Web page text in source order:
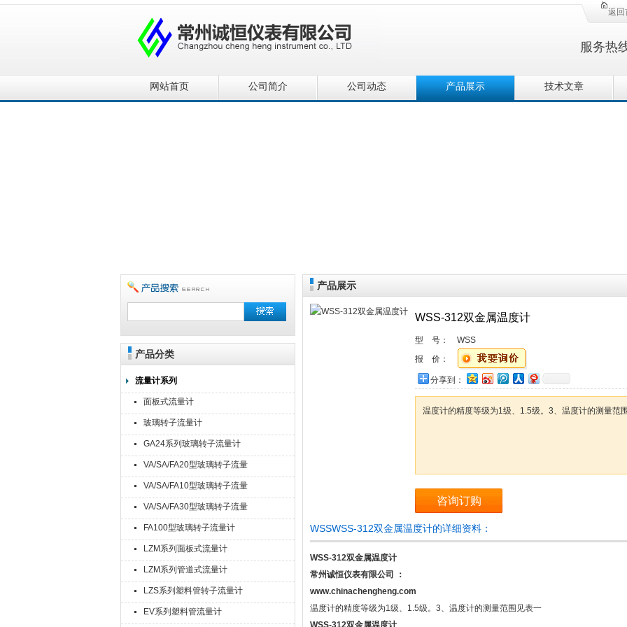
返回
服务热
网站首页 公司简介 公司动态 产品展示 技术文章
产品分类
流量计系列
面板式流量计
玻璃转子流量计
GA24系列玻璃转子流量计
VA/SA/FA20型玻璃转子流量
计
VA/SA/FA10型玻璃转子流量
计
VA/SA/FA30型玻璃转子流量
计
FA100型玻璃转子流量计
LZM系列面板式流量计
LZM系列管道式流量计
LZS系列塑料管转子流量计
EV系列塑料管流量计
产品展示
WSS-312双金属温度计
型 号：
WSS
报 价：
分享到：
温度计的精度等级为1级、1.5级。3、温度计的测量范
咨询订购
WSSWSS-312双金属温度计的详细资料：
WSS-312双金属温度计
常州诚恒仪表有限公司
：
www.chinachengheng.com
温度计的精度等级为1级、1.5级。3、温度计的测量范围见表一
WSS-312双金属温度计